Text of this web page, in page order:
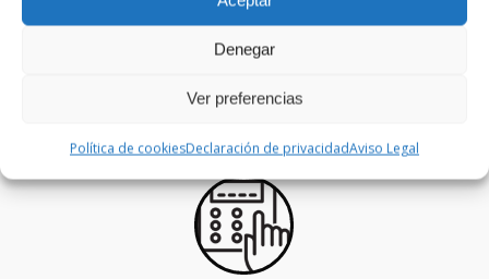
Denegar
Ver preferencias
Política de cookiesDeclaración de privacidadAviso Legal
Tu casa o tu negocio, protegido 24 horas
con nuestra central receptora de alarmas.
Conexión con la policía y respuesta rápida.